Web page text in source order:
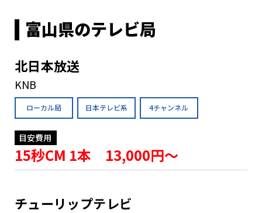
富山県のテレビ局
北日本放送
KNB
ローカル局 日本テレビ系 4チャンネル
目安費用
15秒CM 1本 13,000円〜
チューリップテレビ